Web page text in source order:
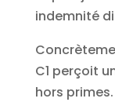
indemnité
C1 perçoit
hors